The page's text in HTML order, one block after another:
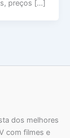
preços […]
dos melhores
com filmes e